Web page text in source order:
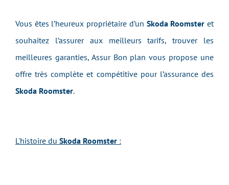
Vous êtes l’heureux propriétaire d’un Skoda Roomster et
souhaitez l’assurer aux meilleurs tarifs, trouver les
meilleures garanties, Assur Bon plan vous propose une
offre très complète et compétitive pour l’assurance des
Skoda Roomster.
L'histoire du Skoda Roomster :